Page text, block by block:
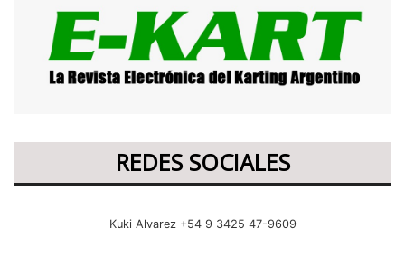
REDES SOCIALES
Kuki Alvarez +54 9 3425 47-9609